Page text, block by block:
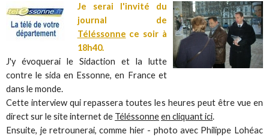
Je serai l'invité du
journal de
Téléssonne ce soir à
18h40.
J'y évoquerai le Sidaction et la lutte
contre le sida en Essonne, en France et
dans le monde.
Cette interview qui repassera toutes les heures peut être vue en
direct sur le site internet de Téléssonneen cliquant ici.
Ensuite, je retrounerai, comme hier - photo avec Philippe Lohéac